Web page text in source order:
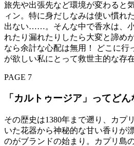
旅先や出張先など環境が変わると
ィン。特に身だしなみは使い慣れ
出ない……。そんな中で香水は、
れたり漏れたりしたら大変と諦め
なら余計な心配は無用！ どこに行
が欲しい私にとって救世主的な存在
PAGE 7
「カルトゥージア」ってど
その歴史は1380年まで遡り、カプ
いた花器から神秘的な甘い香りが
のがブランドの始まり。カプリ島